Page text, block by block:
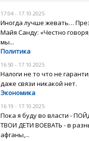
17:04 - 17.10.2025
Иногда лучше жевать…
Майя Санду: «Честно
мы...
Политика
16:50 - 17.10.2025
Налоги не то что не
даже связи никакой нет.
Экономика
16:19 - 17.10.2025
Пока я буду во власти -
ТВОИ ДЕТИ ВОЕВАТЬ - в
афганы,...